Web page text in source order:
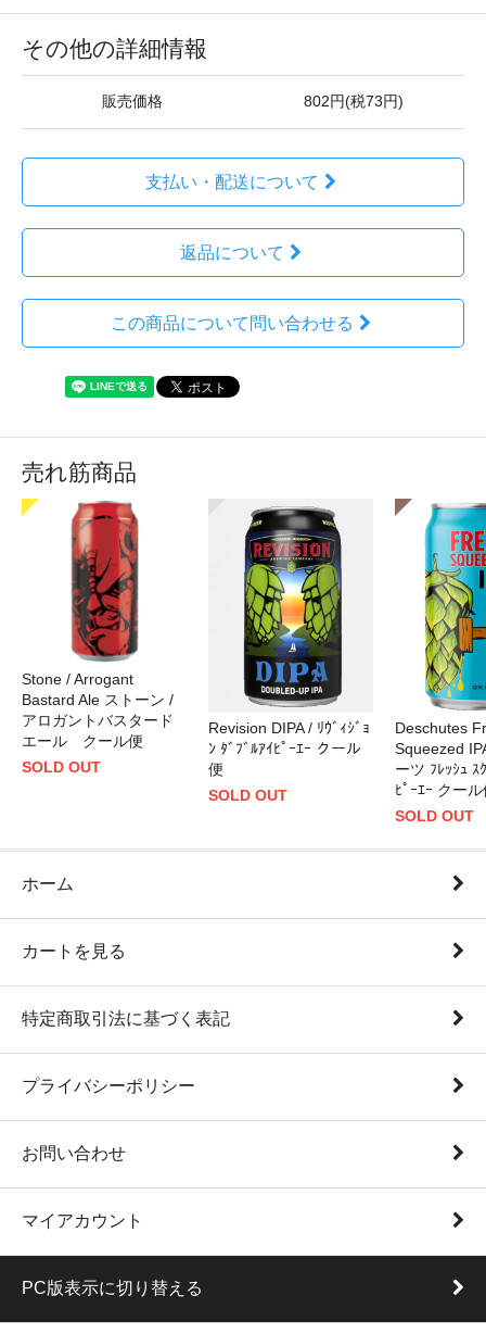
その他の詳細情報
販売価格 802円(税73円)
支払い・配送について
返品について
この商品について問い合わせる
売れ筋商品
Stone / Arrogant
Bastard Ale ストーン /
アロガントバスタード
エール クール便
SOLD OUT
Revision DIPA / ﾘｳﾞｨｼﾞｮ
ﾝ ﾀﾞﾌﾞﾙｱｲﾋﾟｰｴｰ クール
便
SOLD OUT
Deschutes
Squeezed
ーツ ﾌﾚｯｼｭ ｽ
ﾋﾟｰｴｰ クー
SOLD OUT
ホーム
カートを見る
特定商取引法に基づく表記
プライバシーポリシー
お問い合わせ
マイアカウント
PC版表示に切り替える